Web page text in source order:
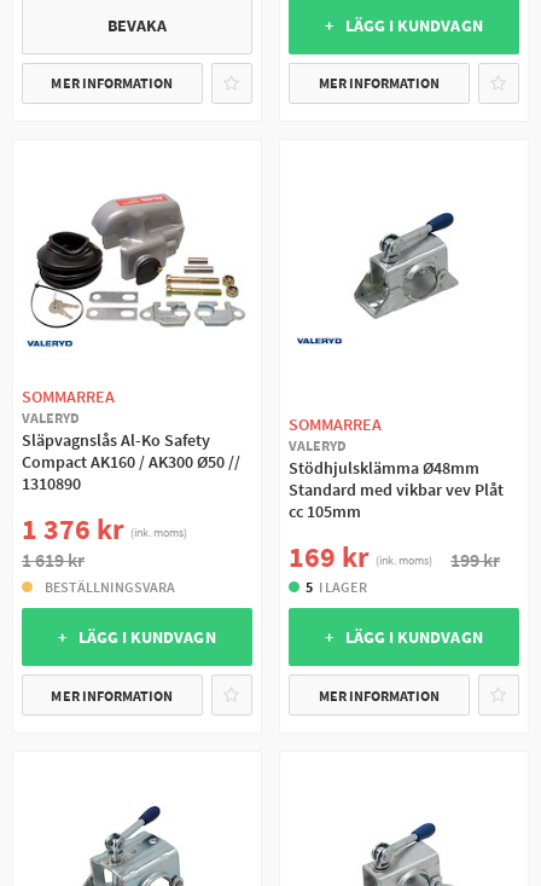
BEVAKA
MER INFORMATION
+ LÄGG I KUNDVAGN
MER INFORMATION
SOMMARREA
VALERYD
Släpvagnslås Al-Ko Safety
Compact AK160 / AK300 Ø50 //
1310890
1 376 kr (ink. moms)
1 619 kr
BESTÄLLNINGSVARA
+ LÄGG I KUNDVAGN
MER INFORMATION
SOMMARREA
VALERYD
Stödhjulsklämma Ø48mm
Standard med vikbar vev Plåt
cc 105mm
169 kr (ink. moms) 199 kr
5 I LAGER
+ LÄGG I KUNDVAGN
MER INFORMATION